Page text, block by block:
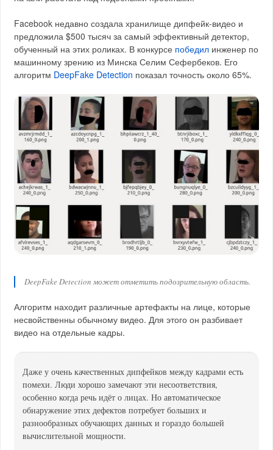
Facebook недавно создала хранилище дипфейк-видео и
предложила $500 тысяч за самый эффективный детектор,
обученный на этих роликах. В конкурсе победил инженер по
машинному зрению из Минска Селим Сефербеков. Его
алгоритм DeepFake Detection показал точность около 65%.
DeepFake Detection может отметить подозрительную область.
Алгоритм находит различные артефакты на лице, которые
несвойственны обычному видео. Для этого он разбивает
видео на отдельные кадры.
Даже у очень качественных дипфейков между кадрами есть
помехи. Люди хорошо замечают эти несоответствия,
особенно когда речь идёт о лицах. Но автоматическое
обнаружение этих дефектов потребует больших и
разнообразных обучающих данных и гораздо большей
вычислительной мощности.